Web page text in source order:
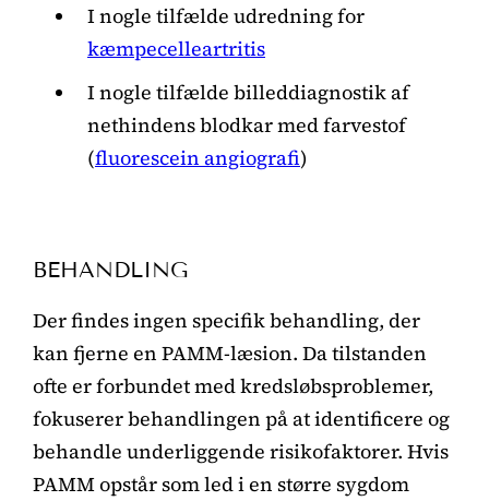
I nogle tilfælde udredning for
kæmpecelleartritis
I nogle tilfælde billeddiagnostik af
nethindens blodkar med farvestof
(fluorescein angiografi)
BEHANDLING
Der findes ingen specifik behandling, der
kan fjerne en PAMM-læsion. Da tilstanden
ofte er forbundet med kredsløbsproblemer,
fokuserer behandlingen på at identificere og
behandle underliggende risikofaktorer. Hvis
PAMM opstår som led i en større sygdom